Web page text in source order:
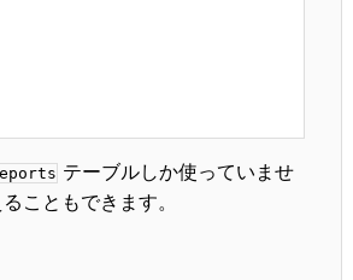
テーブルしか使っていませ
こともできます。